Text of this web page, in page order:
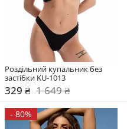
Роздільний купальник без
застібки KU-1013
329 ₴ 1 649 ₴
- 80%